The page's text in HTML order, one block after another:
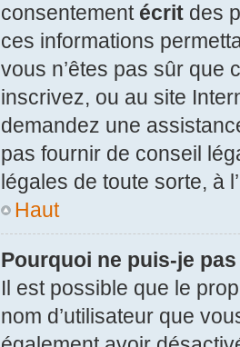
consentement écrit des
ces informations
vous n’êtes pas sûr que
inscrivez, ou au site
demandez une
pas fournir de conseil
légales de toute sorte, à
Haut
Pourquoi ne puis-je
Il est possible que le
nom d’utilisateur que